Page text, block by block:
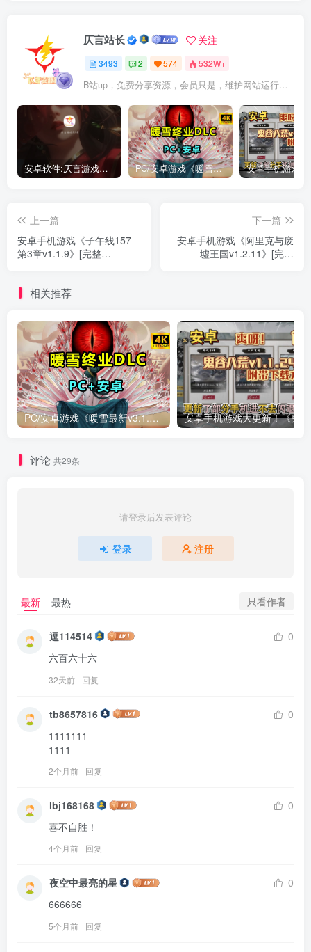
仄言站长 关注
3493 2 574 532W+
B站up，免费分享资源，会员只是，维护网站运行，会员权利为可以支持本地下载，更多内容，敬请期待！
安卓软件:仄言游戏库4.0APP全新上架了！没有下的赶紧下载呀！ PC/安卓游戏《暖雪最新v3.1.0.1》终业DLC整合版！
上一篇
安卓手机游戏《子午线157
第3章v1.1.9》[完整
下一篇
安卓手机游戏《阿里克与废
墟王国v1.2.11》[完整
相关推荐
PC/安卓游戏《暖雪最新v3.1.0.1》终业DLC整合版！
评论 共29条
请登录后发表评论
登录 注册
最新 最热 只看作者
逗114514
0
六百六十六
32天前 回复
tb8657816
0
1111111
1111
2个月前 回复
lbj168168
0
喜不自胜！
4个月前 回复
夜空中最亮的星
0
666666
5个月前 回复